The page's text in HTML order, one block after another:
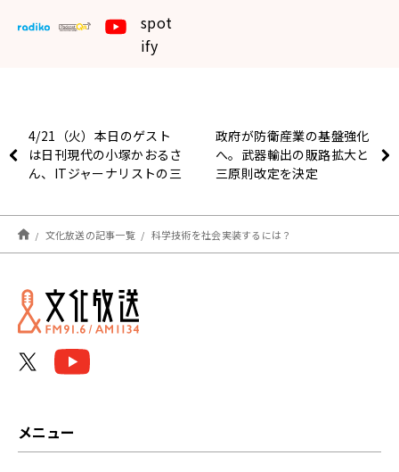
spot
ify
4/21（火）本日のゲスト
は日刊現代の小塚かおるさ
ん、ITジャーナリストの三
沢田啓太郎さんでした！
政府が防衛産業の基盤強化
へ。武器輸出の販路拡大と
三原則改定を決定
文化放送の記事一覧 科学技術を社会実装するには？
メニュー